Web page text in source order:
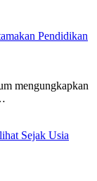
Pendidikan
mengungkapkan
Sejak Usia